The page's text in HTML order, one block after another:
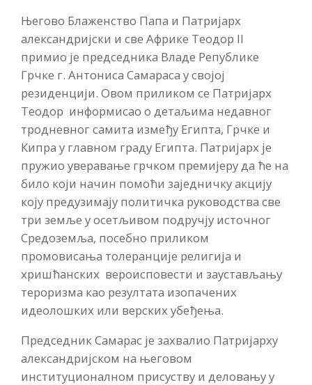
Његово Блаженство Папа и Патријарх
александријски и све Африке Теодор II
примио је председника Владе Републике
Грчке г. Антониса Самараса у својој
резиденцији. Овом приликом се Патријарх
Теодор информисао о детаљима недавног
тродневног самита између Египта, Грчке и
Кипра у главном граду Египта. Патријарх је
пружио уверавање грчком премијеру да ће на
било који начин помоћи заједничку акцију
коју предузимају политичка руководства све
три земље у осетљивом подручју источног
Средоземља, посебно приликом
промовисања толеранције религија и
хришћанских вероисповести и заустављању
тероризма као резултата изопачених
идеолошких или верских убеђења.
Председник Самарас је захвалио Патријарху
александријском на његовом
институционалном присуству и деловању у